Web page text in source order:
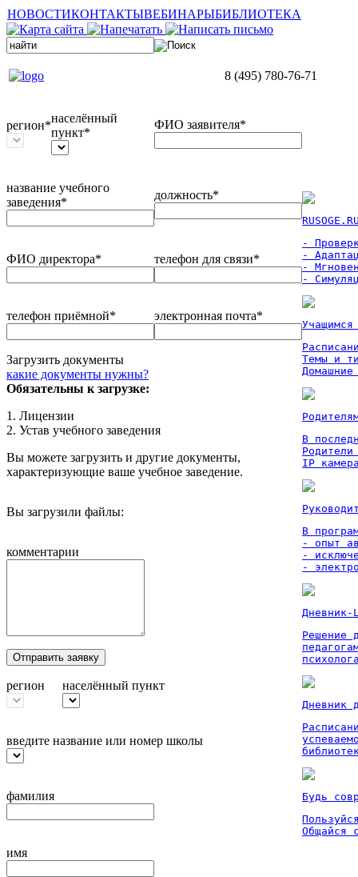
НОВОСТИКОНТАКТЫВЕБИНАРЫБИБЛИОТЕКА
8 (495) 780-76-71
регион*
населённый
пункт*
ФИО заявителя*
название учебного
заведения*
должность*
ФИО директора* телефон для связи*
телефон приёмной* электронная почта*
Загрузить документы
какие документы нужны?
Обязательны к загрузке:
1. Лицензии
2. Устав учебного заведения
Вы можете загрузить и другие документы,
характеризующие ваше учебное заведение.
Вы загрузили файлы:
комментарии
Отправить заявку
регион населённый пункт
введите название или номер школы
фамилия
имя
-
-
-
-
Темы и
Домашние
В
IP
В
- опыт
-
-
Дневник-
Решение
Дневник
Будь
Общайся